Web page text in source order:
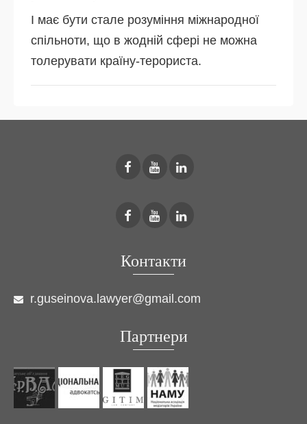
І має бути стале розуміння міжнародної
спільноти, що в жодній сфері не можна
толерувати країну-терориста.
Контакти
r.guseinova.lawyer@gmail.com
Партнери